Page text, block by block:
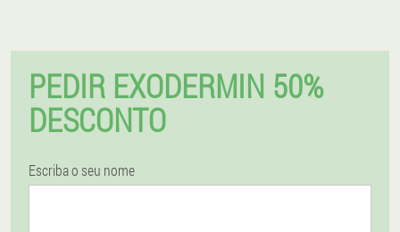
PEDIR EXODERMIN 50%
DESCONTO
Escriba o seu nome